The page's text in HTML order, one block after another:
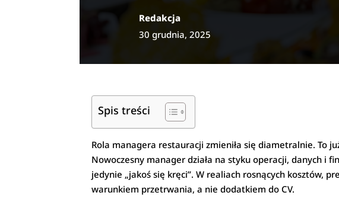
Redakcja
30 grudnia, 2025
Spis treści
Rola managera restauracji zmieniła się diametralnie. To
Nowoczesny manager działa na styku operacji, danych i
jedynie „jakoś się kręci”. W realiach rosnących kosztów,
warunkiem przetrwania, a nie dodatkiem do CV.